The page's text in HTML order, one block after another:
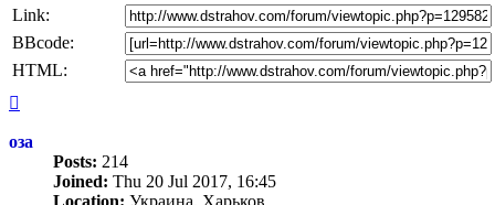
Link:
BBcode:
HTML:
оза
Posts: 214
Joined: Thu 20 Jul 2017, 16:45
Location: Украина, Харьков